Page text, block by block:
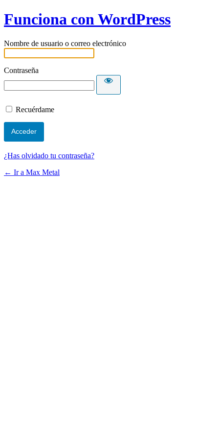
Funciona con WordPress
Nombre de usuario o correo electrónico
Contraseña
Recuérdame
¿Has olvidado tu contraseña?
← Ir a Max Metal